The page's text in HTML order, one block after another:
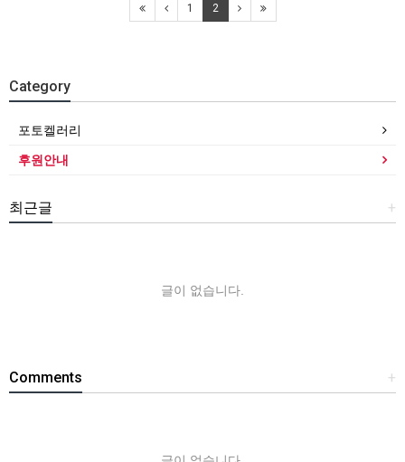
1 2
Category
포토켈러리
후원안내
+
최근글
글이 없습니다.
+
Comments